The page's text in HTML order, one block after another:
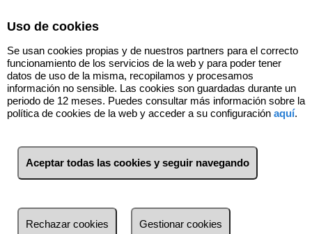
más reciente
más reciente
Menos reciente
No hay nada por aquí :)
Uso de cookies
Se usan cookies propias y de nuestros partners para el correcto
funcionamiento de los servicios de la web y para poder tener
datos de uso de la misma, recopilamos y procesamos
información no sensible. Las cookies son guardadas durante un
periodo de 12 meses. Puedes consultar más información sobre la
política de cookies de la web y acceder a su configuración aquí.
Aceptar todas las cookies y seguir navegando
Rechazar cookies Gestionar cookies